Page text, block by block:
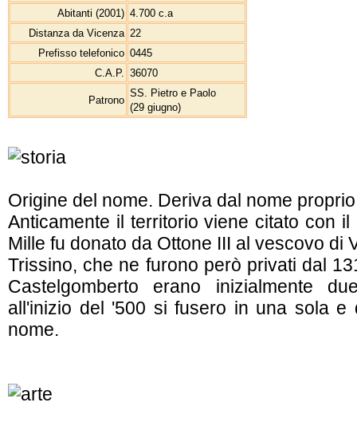
Abitanti (2001) 4.700 c.a
Distanza da Vicenza 22
Prefisso telefonico 0445
C.A.P. 36070
Patrono
SS. Pietro e Paolo
(29 giugno)
Origine del nome. Deriva dal nome
Anticamente il territorio viene citato con
Mille fu donato da Ottone III al vescovo di
Trissino, che ne furono però privati dal
Castelgomberto erano inizialmente
all'inizio del '500 si fusero in una sola e
nome.